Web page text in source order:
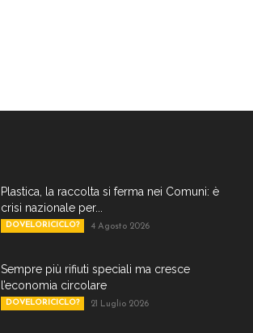
Plastica, la raccolta si ferma nei Comuni: è
crisi nazionale per...
DOVELORICICLO? 4 Agosto 2026
Sempre più rifiuti speciali ma cresce
l’economia circolare
DOVELORICICLO? 21 Luglio 2026